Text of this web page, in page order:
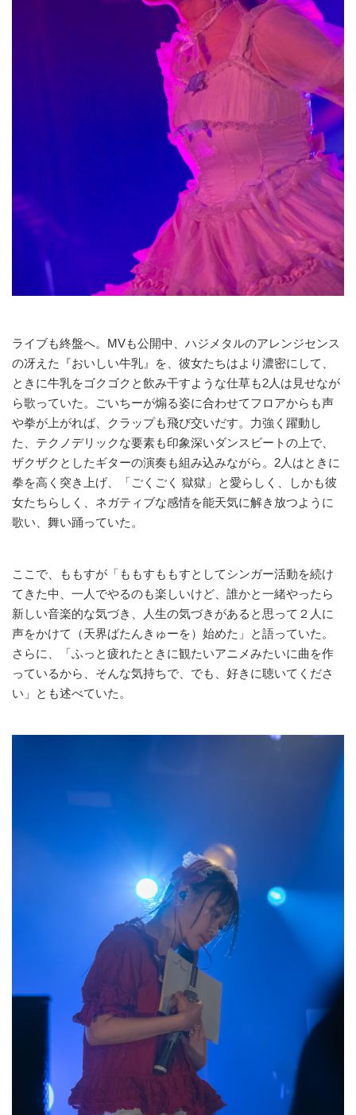
ライブも終盤へ。MVも公開中、ハジメタルのアレンジセンス
の冴えた『おいしい牛乳』を、彼女たちはより濃密にして、
ときに牛乳をゴクゴクと飲み干すような仕草も2人は見せなが
ら歌っていた。ごいちーが煽る姿に合わせてフロアからも声
や拳が上がれば、クラップも飛び交いだす。力強く躍動し
た、テクノデリックな要素も印象深いダンスビートの上で、
ザクザクとしたギターの演奏も組み込みながら。2人はときに
拳を高く突き上げ、「ごくごく 獄獄」と愛らしく、しかも彼
女たちらしく、ネガティブな感情を能天気に解き放つように
歌い、舞い踊っていた。
ここで、ももすが「ももすももすとしてシンガー活動を続け
てきた中、一人でやるのも楽しいけど、誰かと一緒やったら
新しい音楽的な気づき、人生の気づきがあると思って２人に
声をかけて（天界ばたんきゅーを）始めた」と語っていた。
さらに、「ふっと疲れたときに観たいアニメみたいに曲を作
っているから、そんな気持ちで、でも、好きに聴いてくださ
い」とも述べていた。